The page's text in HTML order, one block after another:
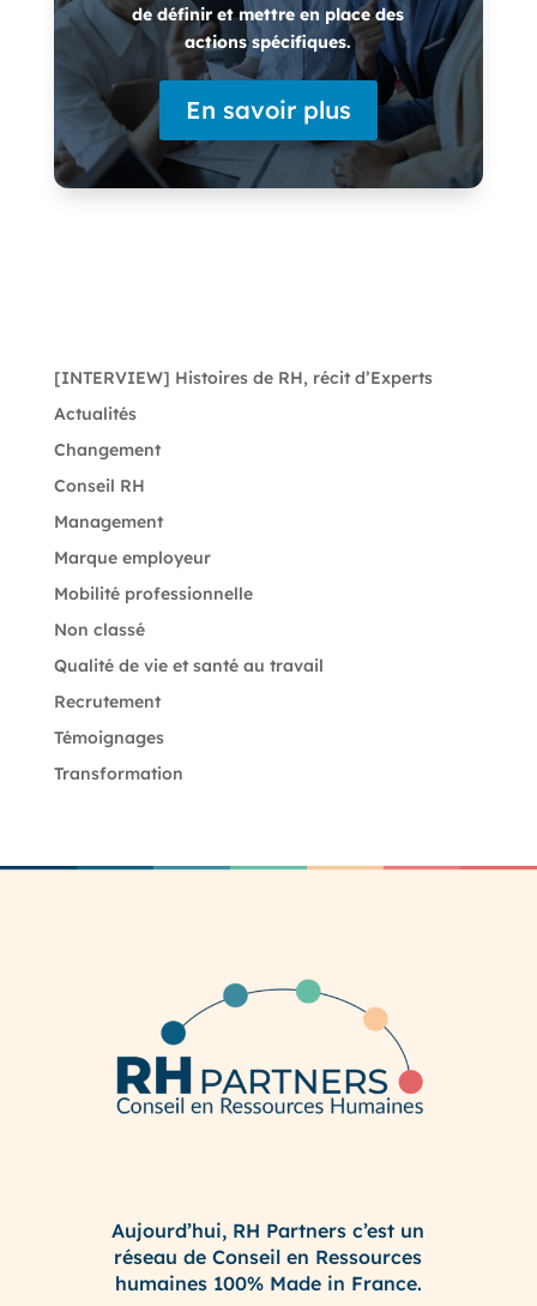
de définir et mettre en place des
actions spécifiques.
En savoir plus
[INTERVIEW] Histoires de RH, récit d’Experts
Actualités
Changement
Conseil RH
Management
Marque employeur
Mobilité professionnelle
Non classé
Qualité de vie et santé au travail
Recrutement
Témoignages
Transformation
Aujourd’hui, RH Partners c’est un
réseau de Conseil en Ressources
humaines 100% Made in France.